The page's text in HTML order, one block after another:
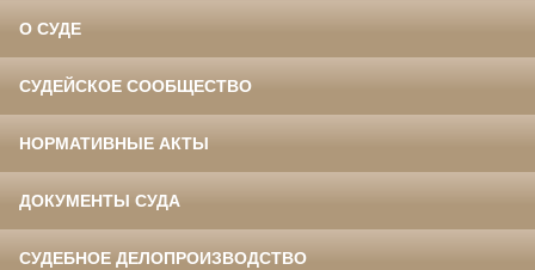
О СУДЕ
СУДЕЙСКОЕ СООБЩЕСТВО
НОРМАТИВНЫЕ АКТЫ
ДОКУМЕНТЫ СУДА
СУДЕБНОЕ ДЕЛОПРОИЗВОДСТВО